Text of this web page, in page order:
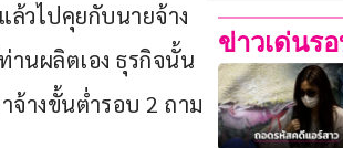
ล้วไปคุยกับนายจ้าง
านผลิตเอง ธุรกิจนั้น
จ้างขั้นต่ำรอบ 2 ถาม
ข่าวเด่นร